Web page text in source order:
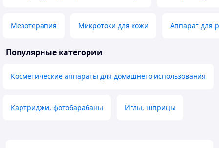
Мезотерапия Микротоки для кожи Аппарат для
Популярные категории
Косметические аппараты для домашнего использования
Картриджи, фотобарабаны Иглы, шприцы